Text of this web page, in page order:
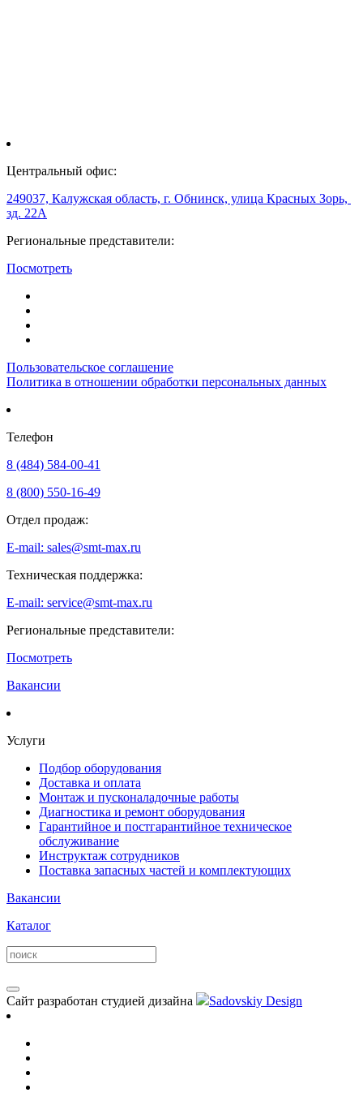
Центральный офис:
249037, Калужская область, г. Обнинск, улица Красных Зорь,
зд. 22А
Региональные представители:
Посмотреть
Пользовательское соглашение
Политика в отношении обработки персональных данных
Телефон
8 (484) 584-00-41
8 (800) 550-16-49
Отдел продаж:
E-mail: sales@smt-max.ru
Техническая поддержка:
E-mail: service@smt-max.ru
Региональные представители:
Посмотреть
Вакансии
Услуги
Подбор оборудования
Доставка и оплата
Монтаж и пусконаладочные работы
Диагностика и ремонт оборудования
Гарантийное и постгарантийное техническое
обслуживание
Инструктаж сотрудников
Поставка запасных частей и комплектующих
Вакансии
Каталог
Сайт разработан студией дизайна Sadovskiy Design